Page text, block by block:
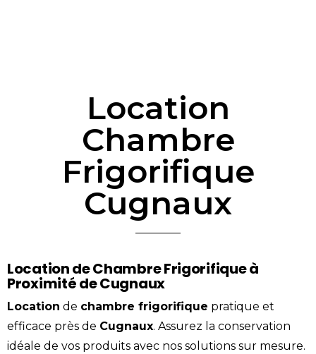
Location
Chambre
Frigorifique
Cugnaux
Location de Chambre Frigorifique à
Proximité de Cugnaux
Location de chambre frigorifique pratique et
efficace près de Cugnaux. Assurez la conservation
idéale de vos produits avec nos solutions sur mesure.